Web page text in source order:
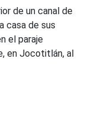
de un canal de
casa de sus
el paraje
en Jocotitlán, al